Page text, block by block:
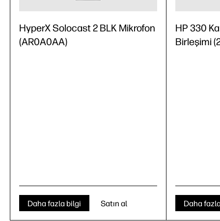
HyperX Solocast 2 BLK Mikrofon
(AR0A0AA)
Daha fazla bilgi Satın al
HP 330
Birleşimi
Daha